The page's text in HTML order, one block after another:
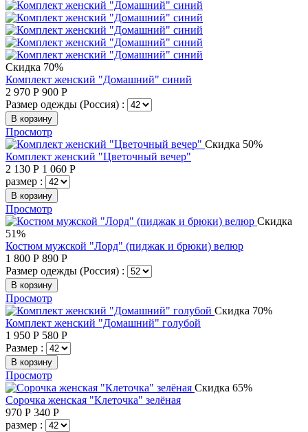
Скидка 70%
Комплект женский "Домашний" синий
2 970 Р 900 Р
Размер одежды (Россия) :
В корзину
Просмотр
Скидка 50%
Комплект женский "Цветочный вечер"
2 130 Р 1 060 Р
размер :
В корзину
Просмотр
Скидка
51%
Костюм мужской "Лорд" (пиджак и брюки) велюр
1 800 Р 890 Р
Размер одежды (Россия) :
В корзину
Просмотр
Скидка 70%
Комплект женский "Домашний" голубой
1 950 Р 580 Р
Размер :
В корзину
Просмотр
Скидка 65%
Сорочка женская "Клеточка" зелёная
970 Р 340 Р
размер :